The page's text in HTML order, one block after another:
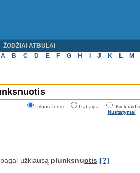
ŽODŽIAI ATBULAI
A
B C D E F G H J K L M
Pilnas žodis Pabaiga Kiek
Nustatymai
pagal užklausą plunksnuotis [?]